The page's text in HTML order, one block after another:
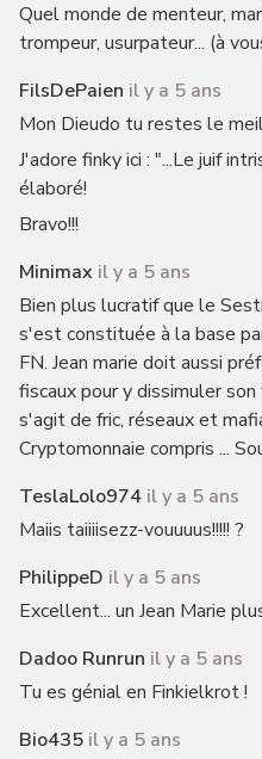
Quel monde de menteur,
trompeur, usurpateur... (à
FilsDePaien il y a 5 ans
Mon Dieudo tu restes le
J'adore finky ici : "...Le juif
élaboré!
Bravo!!!
Minimax il y a 5 ans
Bien plus lucratif que le
s'est constituée à la base
FN. Jean marie doit aussi
fiscaux pour y dissimuler
s'agit de fric, réseaux et
Cryptomonnaie compris ...
TeslaLolo974 il y a 5 ans
Maiis taiiiisezz-vouuuus!!!!! ?
PhilippeD il y a 5 ans
Excellent... un Jean Marie
Dadoo Runrun il y a 5 ans
Tu es génial en Finkielkrot !
Bio435 il y a 5 ans